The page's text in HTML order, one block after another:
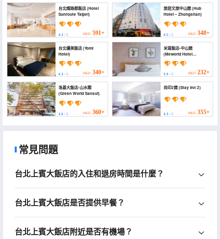
台北燦路都飯店 (Hotel
Sunroute Taipei)
4.3 / 5 HKD 591+
旅居文旅中山館 (Hub
Hotel – Zhongshan)
4.5/ 5 HKD 348+
台北優美飯店 (Yomi
Hotel)
4.3 / 5 HKD 340+
米窩飯店-中山館
(Meworld Hotel
Zhongshan)
3.9/ 5 HKD 232+
洛碁大飯店-山水閣
(Green World Sansui)
3.6 / 5 HKD 360+
尚印2館 (Stay Inn 2)
4.3/ 5 HKD 355+
常見問題
台北上賓大飯店的入住和退房時間是什麼？
台北上賓大飯店是否提供早餐？
台北上賓大飯店附近是否有機場？